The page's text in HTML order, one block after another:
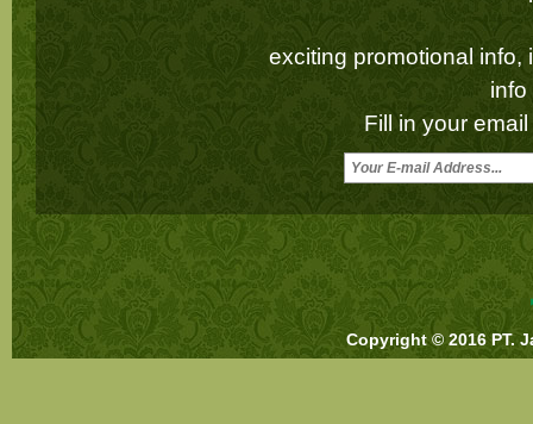
exciting promotional info,
info
Fill in your
Copyright © 2016 PT.